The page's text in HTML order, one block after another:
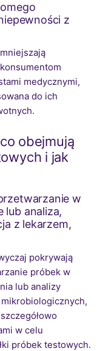
z
medycznymi,
do ich
obejmują
i jak
w
lub analiza,
z lekarzem,
pokrywają
próbek w
lub analizy
w celu
próbek testowych.